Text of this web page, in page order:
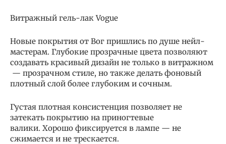
Витражный гель-лак Vogue
Новые покрытия от Вог пришлись по душе нейл-
мастерам. Глубокие прозрачные цвета позволяют
создавать красивый дизайн не только в витражном
— прозрачном стиле, но также делать фоновый
плотный слой более глубоким и сочным.
Густая плотная консистенция позволяет не
затекать покрытию на приногтевые
валики. Хорошо фиксируется в лампе — не
сжимается и не трескается.